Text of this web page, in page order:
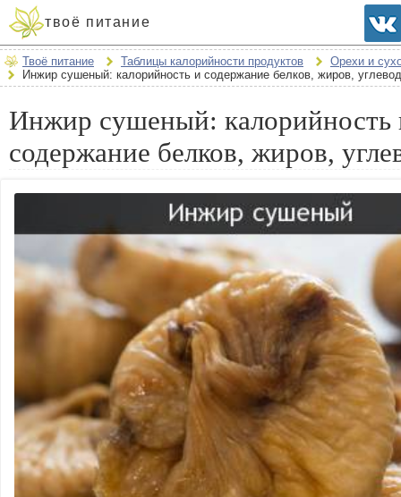
твоё питание
Твоё питание Таблицы калорийности продуктов
Орехи и
Инжир сушеный: калорийность и содержание белков, жиров,
Инжир сушеный: калорийность
содержание белков, жиров,